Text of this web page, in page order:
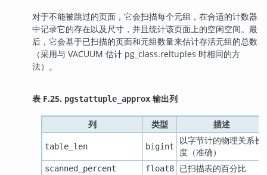
对于不能被跳过的页面，它会扫描每个元组，在合适的计数器
中记录它的存在以及尺寸，并且统计该页面上的空闲空间。最
后，它会基于已扫描的页面和元组数量来估计存活元组的总数
（采用与 VACUUM 估计 pg_class.reltuples 时相同的方
法）。
表 F.25. pgstattuple_approx 输出列
列 类型 描述
table_len bigint
以字节计的物理关系长
度（准确）
scanned_percent float8 已扫描表的百分比